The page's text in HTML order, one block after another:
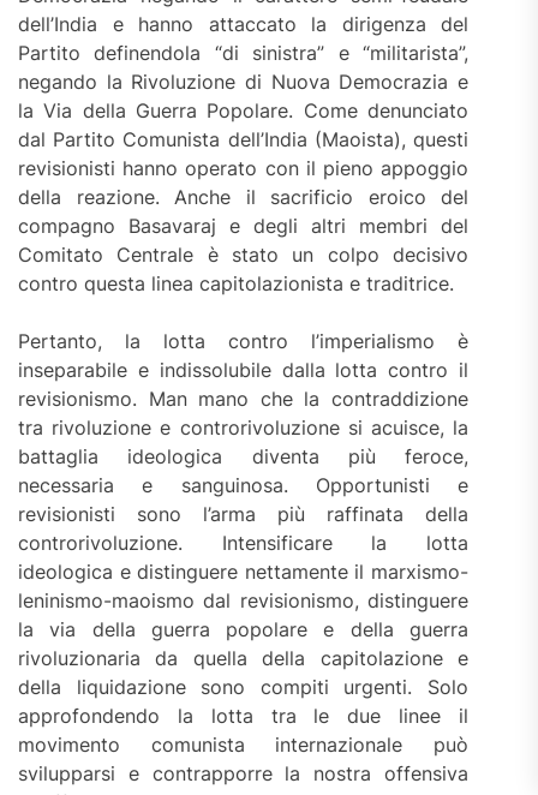
dell’India e hanno attaccato la dirigenza del
Partito definendola “di sinistra” e “militarista”,
negando la Rivoluzione di Nuova Democrazia e
la Via della Guerra Popolare. Come denunciato
dal Partito Comunista dell’India (Maoista), questi
revisionisti hanno operato con il pieno appoggio
della reazione. Anche il sacrificio eroico del
compagno Basavaraj e degli altri membri del
Comitato Centrale è stato un colpo decisivo
contro questa linea capitolazionista e traditrice.
Pertanto, la lotta contro l’imperialismo è
inseparabile e indissolubile dalla lotta contro il
revisionismo. Man mano che la contraddizione
tra rivoluzione e controrivoluzione si acuisce, la
battaglia ideologica diventa più feroce,
necessaria e sanguinosa. Opportunisti e
revisionisti sono l’arma più raffinata della
controrivoluzione. Intensificare la lotta
ideologica e distinguere nettamente il marxismo-
leninismo-maoismo dal revisionismo, distinguere
la via della guerra popolare e della guerra
rivoluzionaria da quella della capitolazione e
della liquidazione sono compiti urgenti. Solo
approfondendo la lotta tra le due linee il
movimento comunista internazionale può
svilupparsi e contrapporre la nostra offensiva